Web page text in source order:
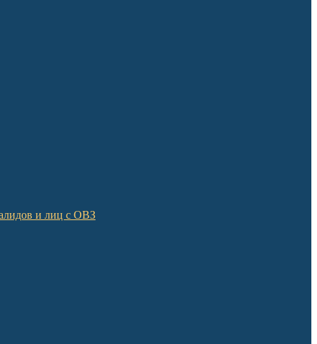
и лиц с ОВЗ